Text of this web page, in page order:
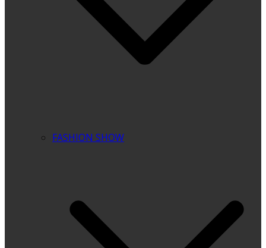
FASHION SHOW